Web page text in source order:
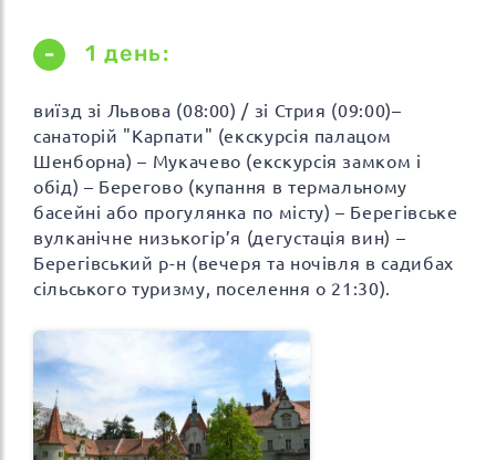
1 день:
виїзд зі Львова (08:00) / зі Стрия (09:00)–
санаторій "Карпати" (екскурсія палацом
Шенборна) – Мукачево (екскурсія замком і
обід) – Берегово (купання в термальному
басейні або прогулянка по місту) – Берегівське
вулканічне низькогір’я (дегустація вин) –
Берегівський р-н (вечеря та ночівля в садибах
сільського туризму, поселення о 21:30).